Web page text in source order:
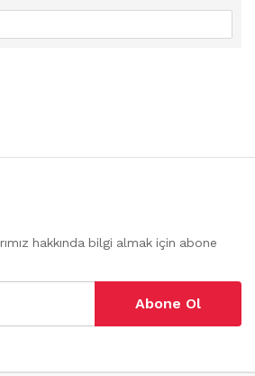
hakkında bilgi almak için abone
Abone Ol